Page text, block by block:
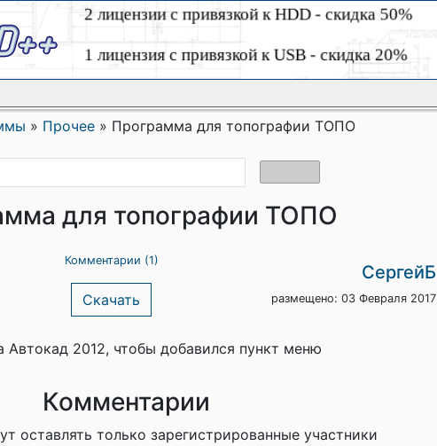
» Прочее » Программа для топографии ТОПО
для топографии ТОПО
Комментарии (1)
Скачать
СергейБ
размещено: 03 Февраля 2017
Автокад 2012, чтобы добавился пункт меню
Комментарии
оставлять только зарегистрированные участники